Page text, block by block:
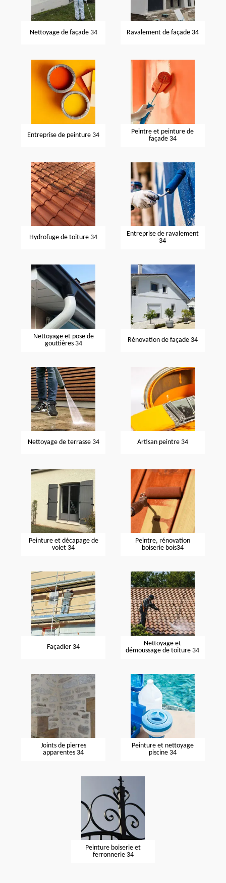
Nettoyage de façade 34 Ravalement de façade 34
Entreprise de peinture 34
Peintre et peinture de
façade 34
Hydrofuge de toiture 34
Entreprise de ravalement
34
Nettoyage et pose de
gouttières 34
Rénovation de façade 34
Nettoyage de terrasse 34 Artisan peintre 34
Peinture et décapage de
volet 34
Peintre, rénovation
boiserie bois34
Façadier 34
Nettoyage et
démoussage de toiture 34
Joints de pierres
apparentes 34
Peinture et nettoyage
piscine 34
Peinture boiserie et
ferronnerie 34